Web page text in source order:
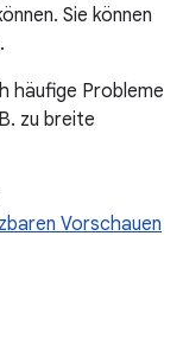
Sie können
häufige Probleme
zu breite
Vorschauen